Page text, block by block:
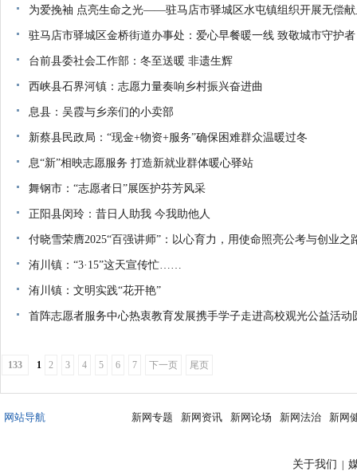
为爱挽袖 点亮生命之光——驻马店市驿城区水屯镇组织开展无偿献
驻马店市驿城区金桥街道办事处：爱心早餐暖一线 致敬城市守护者
台前县委社会工作部：冬至送暖 非遗生辉
西峡县石界河镇：志愿力量奏响乡村振兴奋进曲
息县：吴霞与乡亲们的小卖部
新蔡县民政局：“现金+物资+服务”确保困难群众温暖过冬
息“新”相映志愿服务 打造新就业群体暖心驿站
舞钢市：“志愿者日”展医护芬芳风采
正阳县闵玲：昔日人助我 今我助他人
付晓雪荣膺2025“百强讲师”：以心育力，用使命照亮公考与创业之
洧川镇：“3·15”这天宣传忙……
洧川镇：文明实践“花开艳”
首阵志愿者服务中心热衷教育发展携手学子走进高校观光公益活动
133 1 2 3 4 5 6 7 下一页 尾页
网站导航 新网专题 新网资讯 新网论场 新网法治 新网
关于我们